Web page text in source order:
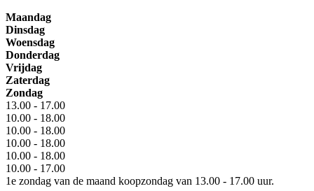
Maandag
Dinsdag
Woensdag
Donderdag
Vrijdag
Zaterdag
Zondag
13.00 - 17.00
10.00 - 18.00
10.00 - 18.00
10.00 - 18.00
10.00 - 18.00
10.00 - 17.00
1e zondag van de maand koopzondag van 13.00 - 17.00 uur.